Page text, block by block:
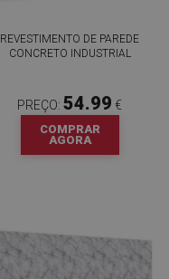
REVESTIMENTO DE PAREDE
CONCRETO INDUSTRIAL
PREÇO: 54.99 €
COMPRAR
AGORA